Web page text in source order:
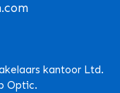
kantoor Ltd.
Optic.